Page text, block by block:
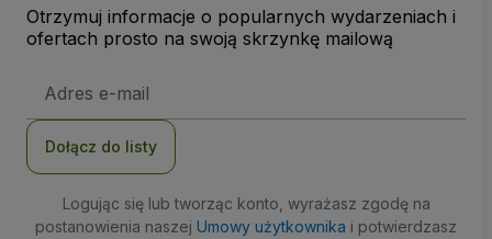
Otrzymuj informacje o popularnych wydarzeniach i
ofertach prosto na swoją skrzynkę mailową
e-
Dołącz do listy
Logując się lub tworząc konto, wyrażasz zgodę na
postanowienia naszej Umowy użytkownika i potwierdzasz